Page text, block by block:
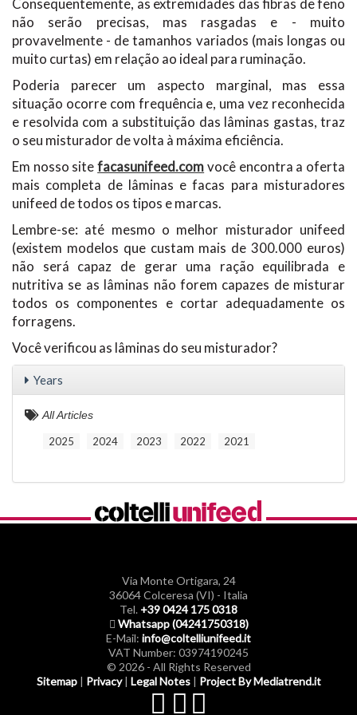
Consequentemente, as extremidades das fibras de feno
não serão precisas, mas rasgadas e - muito
provavelmente - de tamanhos variados (mais longas ou
muito curtas) em relação ao ideal para ruminação.
Poderia parecer um aspecto marginal, mas essa
situação ocorre com frequência e, uma vez reconhecida
e resolvida com a substituição das lâminas gastas, traz
o seu misturador de volta à máxima eficiência.
Em nosso sitefacasunifeed.comvocê encontra a oferta
mais completa de lâminas e facas para misturadores
unifeed de todos os tipos e marcas.
Lembre-se: até mesmo o melhor misturador unifeed
(existem modelos que custam mais de 300.000 euros)
não será capaz de gerar uma ração equilibrada e
nutritiva se as lâminas não forem capazes de misturar
todos os componentes e cortar adequadamente os
forragens.
Você verificou as lâminas do seu misturador?
Years
All Articles
2025 2024 2023 2022 2021
Via Monte Ortigara, 24
36064 Colceresa (VI) - Italia
Tel. +39 0424 175 0318
Whatsapp (04241750318)
E-Mail: info@coltelliunifeed.it
VAT Number: 03974190245
© 2026 - All Rights Reserved
Sitemap| Privacy| Legal Notes| Project By Mediatrend.it